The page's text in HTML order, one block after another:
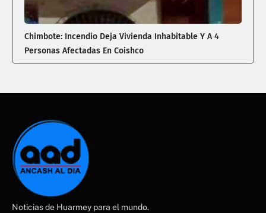
Chimbote: Incendio Deja Vivienda Inhabitable Y A 4
Personas Afectadas En Coishco
Noticias de Huarmey para el mundo.